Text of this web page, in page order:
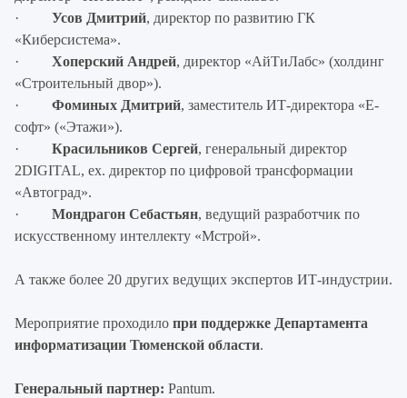
· Усов Дмитрий, директор по развитию ГК
«Киберсистема».
· Хоперский Андрей, директор «АйТиЛабс» (холдинг
«Строительный двор»).
· Фоминых Дмитрий, заместитель ИТ-директора «Е-
софт» («Этажи»).
· Красильников Сергей, генеральный директор
2DIGITAL, ex. директор по цифровой трансформации
«Автоград».
·
Мондрагон Себастьян, ведущий разработчик по
искусственному интеллекту «Мстрой».
А также более 20 других ведущих экспертов ИТ-индустрии.
Мероприятие проходило при поддержке Департамента
информатизации Тюменской области.
Генеральный партнер: Pantum.